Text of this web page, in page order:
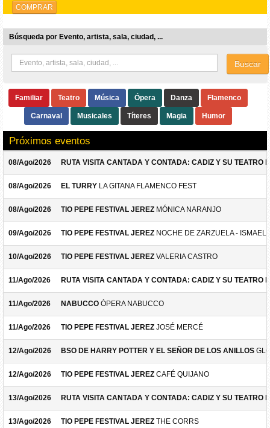
COMPRAR
Búsqueda por Evento, artista, sala, ciudad, ...
Buscar
Familiar Teatro Música Ópera Danza Flamenco
Carnaval Musicales Títeres Magia Humor
Próximos eventos
08/Ago/2026 RUTA VISITA CANTADA Y CONTADA: CADIZ Y SU TEATRO
08/Ago/2026 EL TURRY LA GITANA FLAMENCO FEST
08/Ago/2026 TIO PEPE FESTIVAL JEREZ MÓNICA NARANJO
09/Ago/2026 TIO PEPE FESTIVAL JEREZ NOCHE DE ZARZUELA -
10/Ago/2026 TIO PEPE FESTIVAL JEREZ VALERIA CASTRO
11/Ago/2026 RUTA VISITA CANTADA Y CONTADA: CADIZ Y SU TEATRO
11/Ago/2026 NABUCCO ÓPERA NABUCCO
11/Ago/2026 TIO PEPE FESTIVAL JEREZ JOSÉ MERCÉ
12/Ago/2026 BSO DE HARRY POTTER Y EL SEÑOR DE LOS ANILLOS
12/Ago/2026 TIO PEPE FESTIVAL JEREZ CAFÉ QUIJANO
13/Ago/2026 RUTA VISITA CANTADA Y CONTADA: CADIZ Y SU TEATRO
13/Ago/2026 TIO PEPE FESTIVAL JEREZ THE CORRS